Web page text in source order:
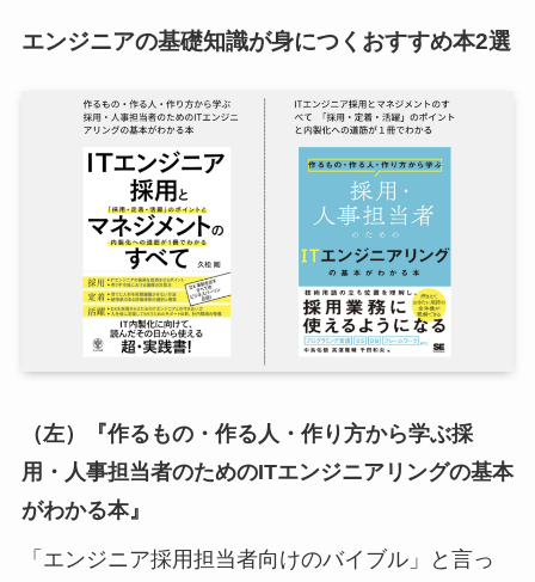
エンジニアの基礎知識が身につくおすすめ本2選
（左）『作るもの・作る人・作り方から学ぶ採
用・人事担当者のためのITエンジニアリングの基本
がわかる本』
「エンジニア採用担当者向けのバイブル」と言っ